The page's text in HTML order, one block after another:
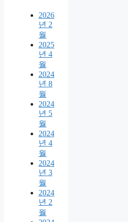
2026
년 2
월
2025
년 4
월
2024
년 8
월
2024
년 5
월
2024
년 4
월
2024
년 3
월
2024
년 2
월